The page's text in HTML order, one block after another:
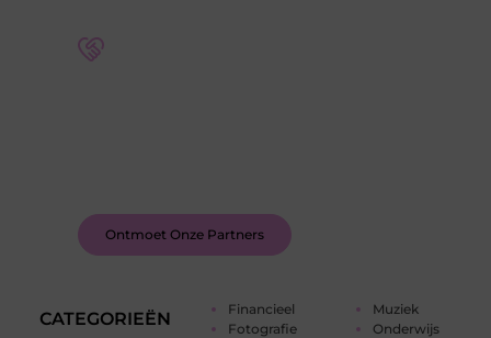
CATEGORIEËN
Financieel
Fotografie
Muziek
Onderwijs
Ontmoet Onze Partners